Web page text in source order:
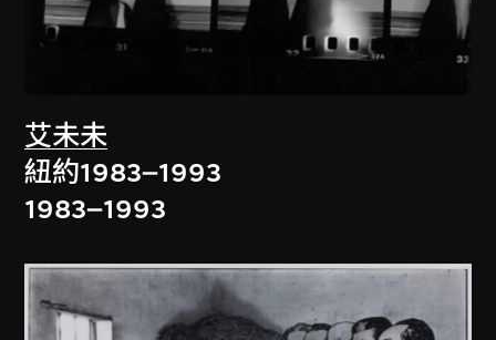
艾未未
紐約1983–1993
1983–1993